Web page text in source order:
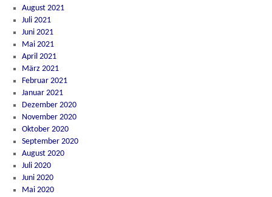
August 2021
Juli 2021
Juni 2021
Mai 2021
April 2021
März 2021
Februar 2021
Januar 2021
Dezember 2020
November 2020
Oktober 2020
September 2020
August 2020
Juli 2020
Juni 2020
Mai 2020